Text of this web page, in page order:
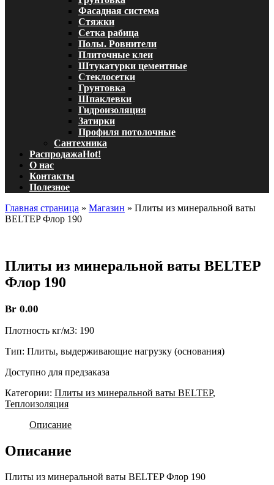
Фасадная система
Стяжки
Сетка рабица
Полы. Ровнители
Плиточные клеи
Штукатурки цементные
Стеклосетки
Грунтовка
Шпаклевки
Гидроизоляция
Затирки
Профиля потолочные
Сантехника
РаспродажаHot!
О нас
Контакты
Полезное
Главная страница » Магазин » Плиты из минеральной ваты
BELTEP Флор 190
Плиты из минеральной ваты BELTEP
Флор 190
Br 0.00
Плотность кг/м3: 190
Тип: Плиты, выдерживающие нагрузку (основания)
Доступно для предзаказа
Категории: Плиты из минеральной ваты BELTEP,
Теплоизоляция
Описание
Описание
Плиты из минеральной ваты BELTEP Флор 190